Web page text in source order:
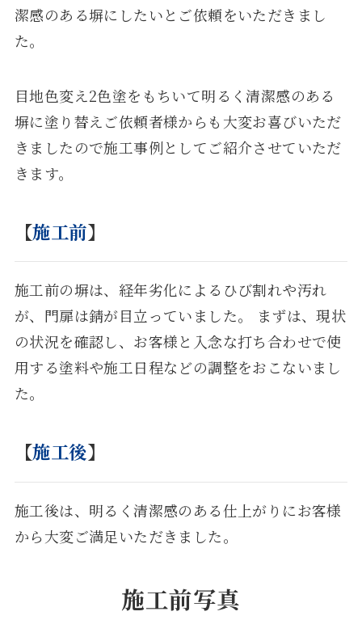
潔感のある塀にしたいとご依頼をいただきまし
た。
目地色変え2色塗をもちいて明るく清潔感のある
塀に塗り替えご依頼者様からも大変お喜びいただ
きましたので施工事例としてご紹介させていただ
きます。
【施工前】
施工前の塀は、経年劣化によるひび割れや汚れ
が、門扉は錆が目立っていました。 まずは、現状
の状況を確認し、お客様と入念な打ち合わせで使
用する塗料や施工日程などの調整をおこないまし
た。
【施工後】
施工後は、明るく清潔感のある仕上がりにお客様
から大変ご満足いただきました。
施工前写真